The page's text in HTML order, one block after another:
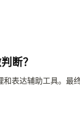
断？
和表达辅助工具。最